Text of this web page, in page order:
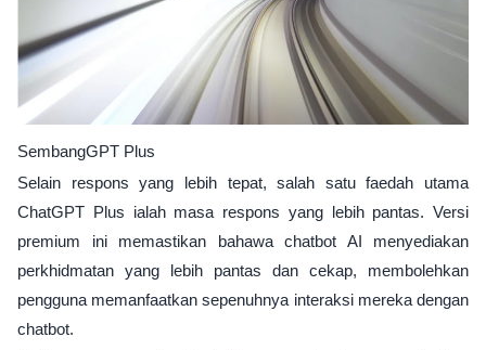
SembangGPT Plus
Selain respons yang lebih tepat, salah satu faedah utama
ChatGPT Plus ialah masa respons yang lebih pantas. Versi
premium ini memastikan bahawa chatbot AI menyediakan
perkhidmatan yang lebih pantas dan cekap, membolehkan
pengguna memanfaatkan sepenuhnya interaksi mereka dengan
chatbot.